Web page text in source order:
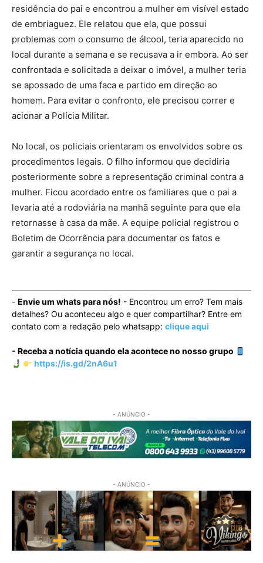
residência do pai e encontrou a mulher em visível estado
de embriaguez. Ele relatou que ela, que possui
problemas com o consumo de álcool, teria aparecido no
local durante a semana e se recusava a ir embora. Ao ser
confrontada e solicitada a deixar o imóvel, a mulher teria
se apossado de uma faca e partido em direção ao
homem. Para evitar o confronto, ele precisou correr e
acionar a Polícia Militar.
No local, os policiais orientaram os envolvidos sobre os
procedimentos legais. O filho informou que decidiria
posteriormente sobre a representação criminal contra a
mulher. Ficou acordado entre os familiares que o pai a
levaria até a rodoviária na manhã seguinte para que ela
retornasse à casa da mãe. A equipe policial registrou o
Boletim de Ocorrência para documentar os fatos e
garantir a segurança no local.
- Envie um whats para nós! - Encontrou um erro? Tem mais
detalhes? Ou aconteceu algo e quer compartilhar? Entre em
contato com a redação pelo whatsapp: clique aqui
- Receba a notícia quando ela acontece no nosso grupo
https://is.gd/2nA6u1
- ANÚNCIO -
- ANÚNCIO -